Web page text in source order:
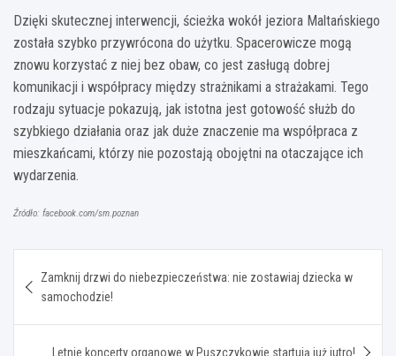
Dzięki skutecznej interwencji, ścieżka wokół jeziora Maltańskiego
została szybko przywrócona do użytku. Spacerowicze mogą
znowu korzystać z niej bez obaw, co jest zasługą dobrej
komunikacji i współpracy między strażnikami a strażakami. Tego
rodzaju sytuacje pokazują, jak istotna jest gotowość służb do
szybkiego działania oraz jak duże znaczenie ma współpraca z
mieszkańcami, którzy nie pozostają obojętni na otaczające ich
wydarzenia.
Źródło: facebook.com/sm.poznan
wpisu
Zamknij drzwi do niebezpieczeństwa: nie zostawiaj dziecka w
samochodzie!
Letnie koncerty organowe w Puszczykowie startują już jutro!